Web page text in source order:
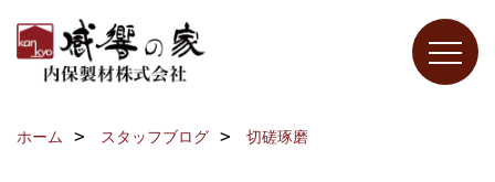
ホーム スタッフブログ 切磋琢磨